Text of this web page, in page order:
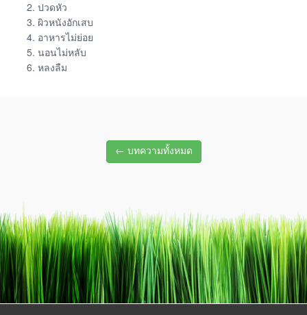
ปวดหัว
ผิวหนังอักเสบ
อาหารไม่ย่อย
นอนไม่หลับ
หลงลืม
← บทความทั้งหมด